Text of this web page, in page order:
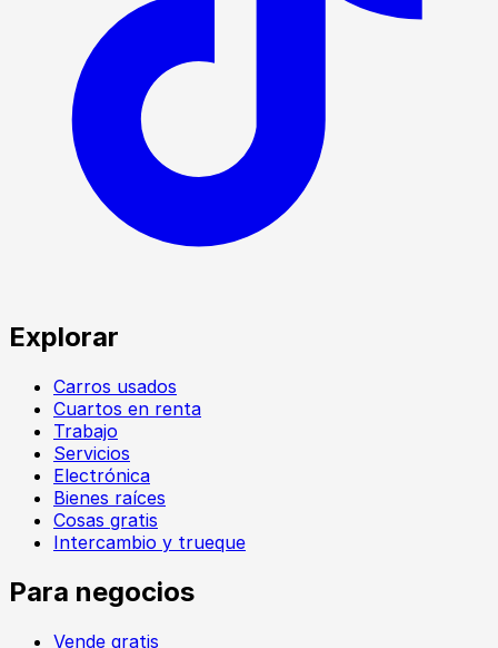
Explorar
Carros usados
Cuartos en renta
Trabajo
Servicios
Electrónica
Bienes raíces
Cosas gratis
Intercambio y trueque
Para negocios
Vende gratis